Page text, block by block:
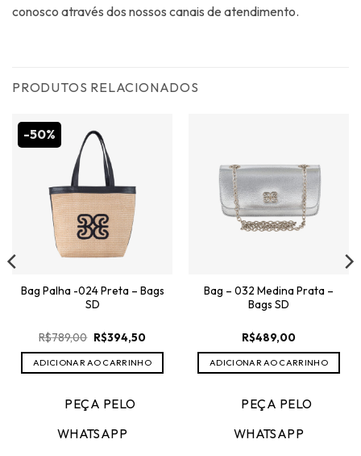
conosco através dos nossos canais de atendimento.
PRODUTOS RELACIONADOS
-50%
Bag Palha -024 Preta – Bags
SD
R$789,00 O
preço
original
era:
R$789,00.
R$394,50O
atual
é:
R$394,50.
ADICIONAR AO CARRINHO
PEÇA PELO
WHATSAPP
Bag – 032 Medina Prata –
Bags SD
R$489,00
ADICIONAR AO CARRINHO
PEÇA PELO
WHATSAPP